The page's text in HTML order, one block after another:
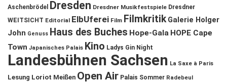
Aschenbrödel
Dresden Dresdner Musikfestspiele Dresdner
WEITSICHT Editorial ElbUferei Film Filmkritik Galerie Holger
John Genuss Haus des Buches Hope-Gala HOPE Cape
Town Japanisches Palais Kino Ladys Gin Night
Landesbühnen Sachsen La Saxe à Paris
Lesung Loriot Meißen Open Air Palais Sommer Radebeul